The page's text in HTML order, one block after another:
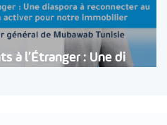
à l’Étranger : Une di